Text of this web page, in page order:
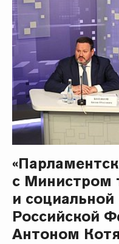
с Министром
и
Российской
Антоном